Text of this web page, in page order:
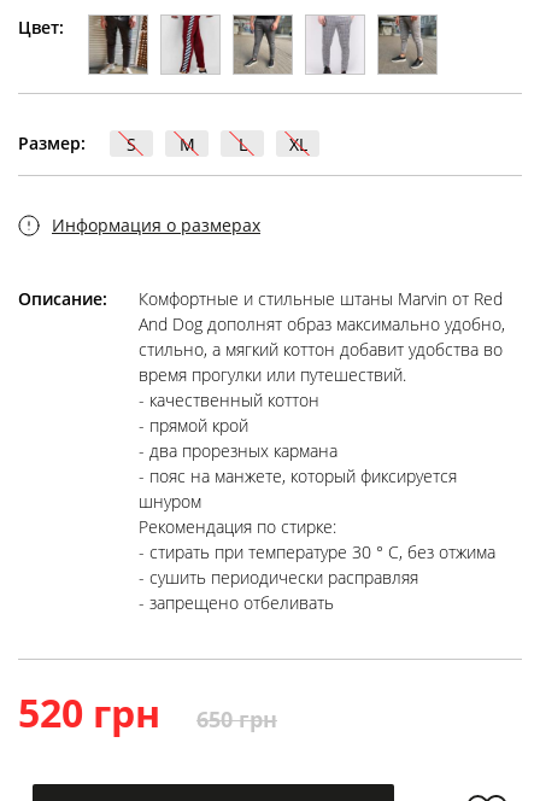
Цвет:
Размер: S M L XL
Информация о размерах
Описание:
Комфортные и стильные штаны Marvin от Red
And Dog дополнят образ максимально удобно,
стильно, а мягкий коттон добавит удобства во
время прогулки или путешествий.
- качественный коттон
- прямой крой
- два прорезных кармана
- пояс на манжете, который фиксируется
шнуром
Рекомендация по стирке:
- стирать при температуре 30 ° C, без отжима
- сушить периодически расправляя
- запрещено отбеливать
520 грн 650 грн